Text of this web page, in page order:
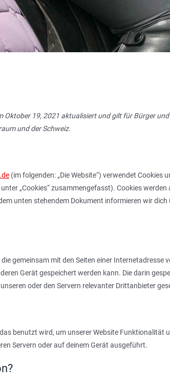
Oktober 19, 2021 aktualisiert und gilt für Bürger
und der Schweiz.
(im folgenden: „Die Website“) verwendet Cookies
„Cookies“ zusammengefasst). Cookies
unten stehendem Dokument informieren wir dich
gemeinsam mit den Seiten einer Internetadresse
Gerät gespeichert werden kann. Die darin
oder den Servern relevanter Drittanbieter
benutzt wird, um unserer Website Funktionalität
Servern oder auf deinem Gerät ausgeführt.